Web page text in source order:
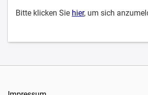
Bitte klicken Sie hier, um sich